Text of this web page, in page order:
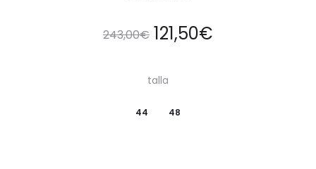
243,00€ 121,50€
talla
44 48